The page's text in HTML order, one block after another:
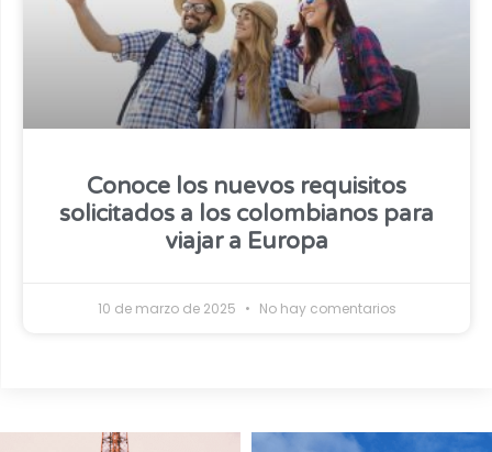
Conoce los nuevos requisitos
solicitados a los colombianos para
viajar a Europa
10 de marzo de 2025 No hay comentarios